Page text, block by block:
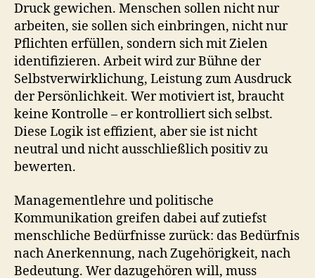
Druck gewichen. Menschen sollen nicht nur
arbeiten, sie sollen sich einbringen, nicht nur
Pflichten erfüllen, sondern sich mit Zielen
identifizieren. Arbeit wird zur Bühne der
Selbstverwirklichung, Leistung zum Ausdruck
der Persönlichkeit. Wer motiviert ist, braucht
keine Kontrolle – er kontrolliert sich selbst.
Diese Logik ist effizient, aber sie ist nicht
neutral und nicht ausschließlich positiv zu
bewerten.
Managementlehre und politische
Kommunikation greifen dabei auf zutiefst
menschliche Bedürfnisse zurück: das Bedürfnis
nach Anerkennung, nach Zugehörigkeit, nach
Bedeutung. Wer dazugehören will, muss